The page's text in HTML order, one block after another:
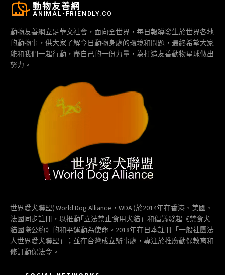
動物友善網
ANIMAL-FRIENDLY.CO
動物友善網立足華文社會，面向全世界，每日報導發生於世界各地
的動物事，供大家了解今日動物身處的環境和問題，最終希望大家
能和我們一起行動，盡自己的一份力量，為打造友善動物星球做出
努力。
世界愛犬聯盟( World Dog Alliance，WDA )於2014年在香港、美國、
法國同步註冊，以推動｢立法禁止食用犬貓」和倡議發起《禁食犬
貓國際公約》的和平運動為使命。2018年在日本註冊「一般社團法
人世界愛犬聯盟」；並在台灣成立辦事處，專注於推廣動保教育和
修訂動保法令。